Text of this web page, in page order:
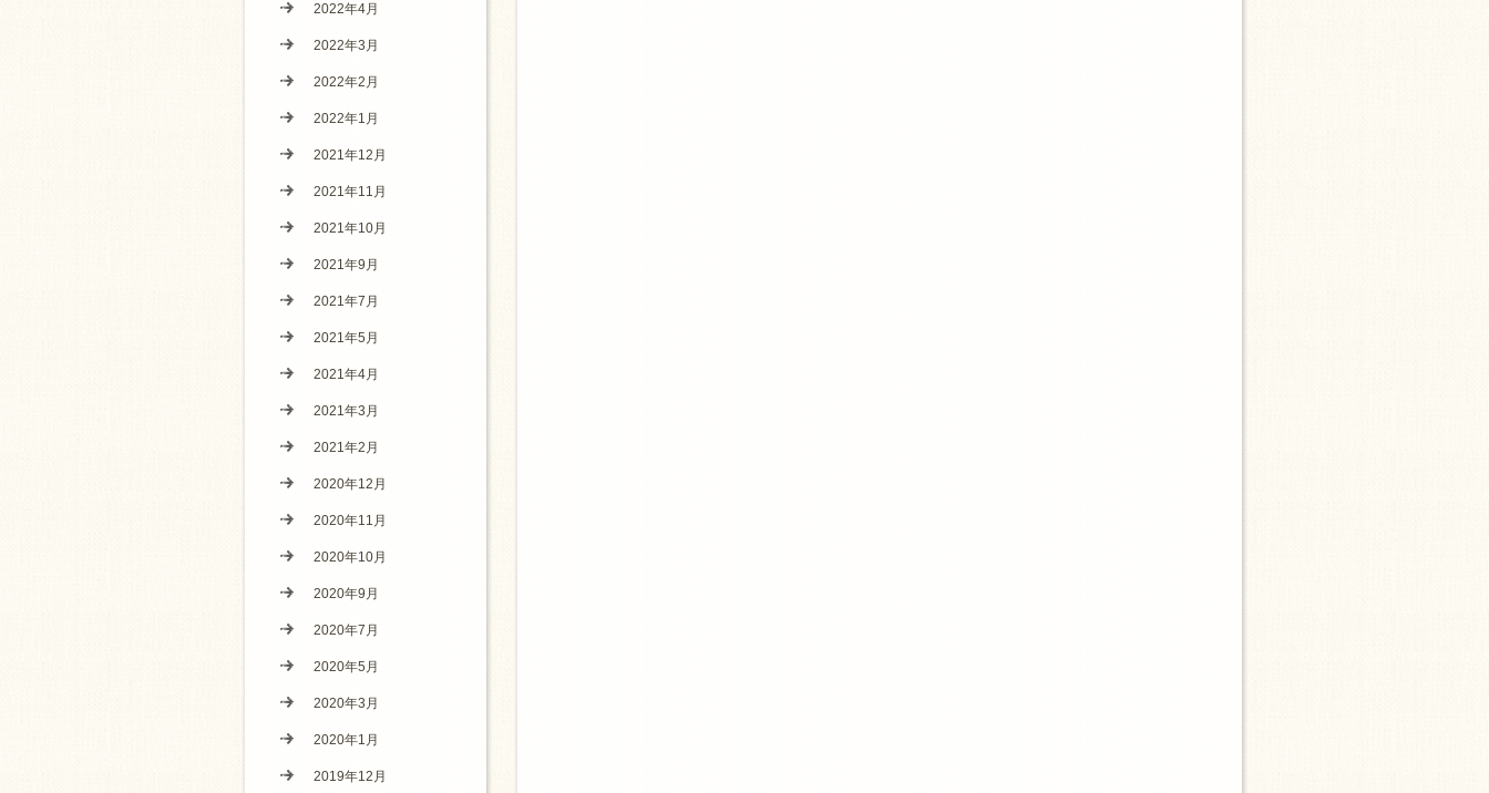
2022年4月
2022年3月
2022年2月
2022年1月
2021年12月
2021年11月
2021年10月
2021年9月
2021年7月
2021年5月
2021年4月
2021年3月
2021年2月
2020年12月
2020年11月
2020年10月
2020年9月
2020年7月
2020年5月
2020年3月
2020年1月
2019年12月